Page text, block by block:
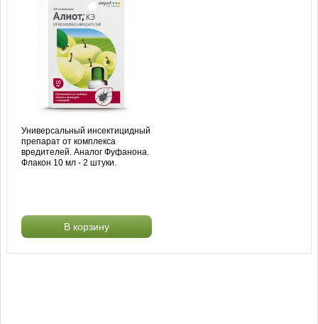
Универсальный инсектицидный
препарат от комплекса
вредителей. Аналог Фуфанона.
Флакон 10 мл - 2 штуки.
В корзину